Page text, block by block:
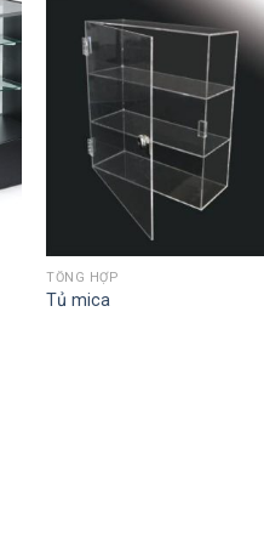
TỔNG HỢP
Tủ mica